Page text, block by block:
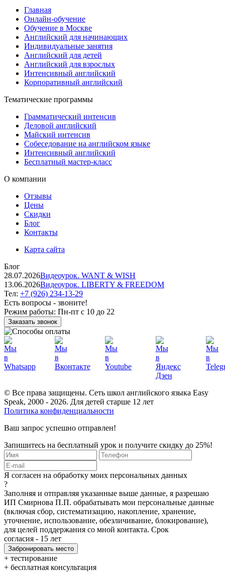
Главная
Онлайн-обучение
Обучение в Москве
Английский для начинающих
Индивидуальные занятия
Английский для детей
Английский для взрослых
Интенсивный английский
Корпоративный английский
Тематические программы
Грамматический интенсив
Деловой английский
Майский интенсив
Собеседование на английском языке
Интенсивный английский
Бесплатный мастер-класс
О компании
Отзывы
Цены
Скидки
Блог
Контакты
Карта сайта
Блог
28.07.2026Видеоурок. WANT & WISH
13.06.2026Видеоурок. LIBERTY & FREEDOM
Тел: +7 (926) 234-13-29
Есть вопросы - звоните!
Режим работы: Пн-пт с 10 до 22
Заказать звонок
© Все права защищены. Сеть школ английского языка Easy
Speak, 2000 - 2026. Для детей старше 12 лет
Политика конфиденциальности
Ваш запрос успешно отправлен!
Запишитесь на бесплатный урок и получите скидку до 25%!
Я согласен на обработку моих персональных данных
?
Заполняя и отправляя указанные выше данные, я разрешаю
ИП Смирнова П.П. обрабатывать мои персональные данные
(включая сбор, систематизацию, накопление, хранение,
уточнение, использование, обезличивание, блокирование),
для целей поддержания со мной контакта. Срок
согласия - 15 лет
+ тестирование
+ бесплатная консультация